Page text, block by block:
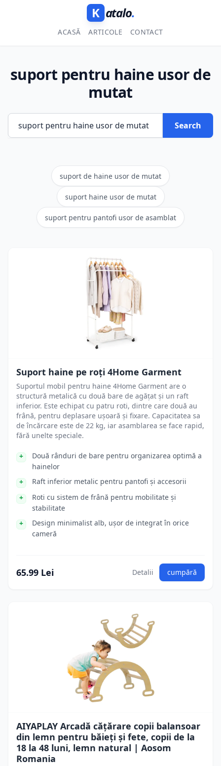
K atalo.
ACASĂ ARTICOLE CONTACT
suport pentru haine usor de
mutat
Search
suport de haine usor de mutat
suport haine usor de mutat
suport pentru pantofi usor de asamblat
Suport haine pe roți 4Home Garment
Suportul mobil pentru haine 4Home Garment are o
structură metalică cu două bare de agățat și un raft
inferior. Este echipat cu patru roti, dintre care două au
frână, pentru deplasare ușoară și fixare. Capacitatea sa
de încărcare este de 22 kg, iar asamblarea se face rapid,
fără unelte speciale.
Două rânduri de bare pentru organizarea optimă a
hainelor
Raft inferior metalic pentru pantofi și accesorii
Roti cu sistem de frână pentru mobilitate și
stabilitate
Design minimalist alb, ușor de integrat în orice
cameră
65.99 Lei Detalii cumpără
AIYAPLAY Arcadă cățărare copii balansoar
din lemn pentru băieți și fete, copii de la
18 la 48 luni, lemn natural | Aosom
Romania